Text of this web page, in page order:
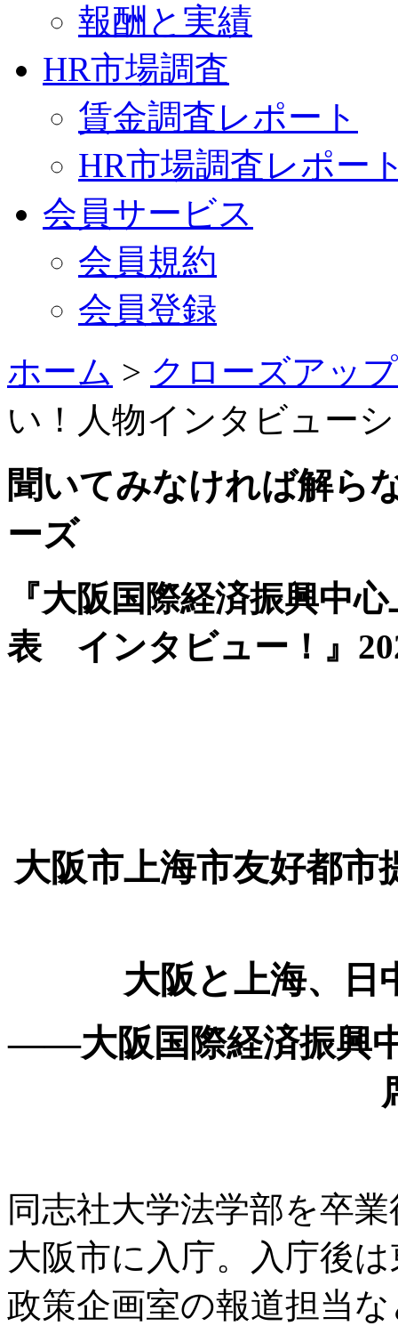
報酬と実績
HR市場調査
賃金調査レポート
HR市場調査レポー
会員サービス
会員規約
会員登録
ホーム > クローズアップ
い！人物インタビュー
聞いてみなければ解ら
ーズ
『大阪国際経済振興中
表 インタビュー！』
大阪市上海市友好都市
大阪と上海、日
——大阪国際経済振興
同志社大学法学部を卒
大阪市に入庁。入庁後
政策企画室の報道担当